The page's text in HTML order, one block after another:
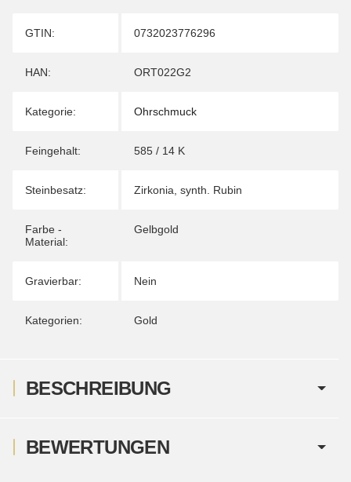
Produkteigenschaft
Wert
GTIN: 0732023776296
HAN: ORT022G2
Kategorie: Ohrschmuck
Feingehalt: 585 / 14 K
Steinbesatz: Zirkonia synth. Rubin
Farbe -
Material:
Gelbgold
Gravierbar: Nein
Kategorien: Gold
BESCHREIBUNG
BEWERTUNGEN